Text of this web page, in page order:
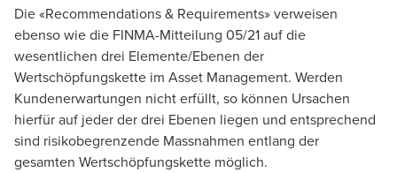
Die «Recommendations & Requirements» verweisen
ebenso wie die FINMA-Mitteilung 05/21 auf die
wesentlichen drei Elemente/Ebenen der
Wertschöpfungskette im Asset Management. Werden
Kundenerwartungen nicht erfüllt, so können Ursachen
hierfür auf jeder der drei Ebenen liegen und entsprechend
sind risikobegrenzende Massnahmen entlang der
gesamten Wertschöpfungskette möglich.